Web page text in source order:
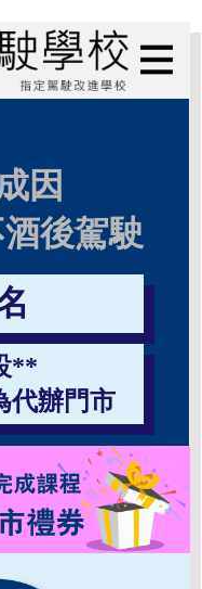
因
後駕駛
**
代辦門市